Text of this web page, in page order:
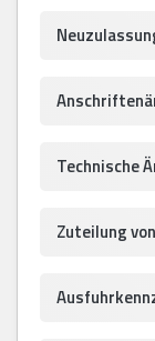
Technische
Zuteilung